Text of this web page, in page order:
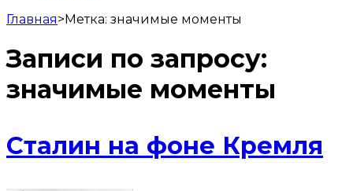
Главная>Метка: значимые моменты
Записи по запросу:
значимые моменты
Сталин на фоне Кремля